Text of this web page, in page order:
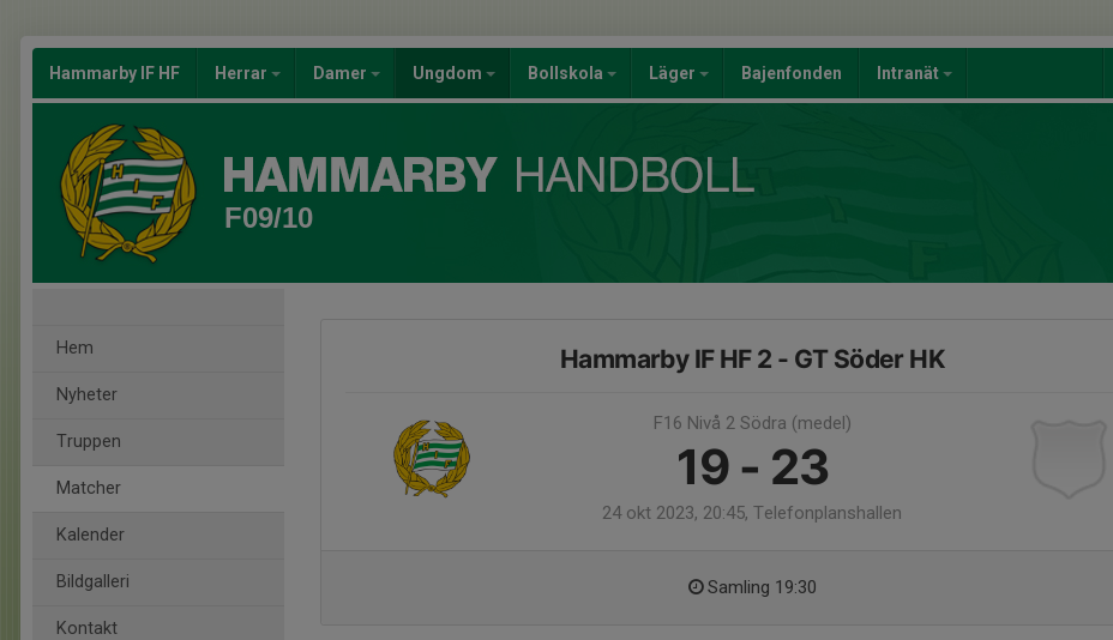
Hammarby IF HF Herrar Damer Ungdom Bollskola Läger Bajenfonden Intranät
F09/10
Hem
Nyheter
Truppen
Matcher
Kalender
Bildgalleri
Kontakt
Hammarby IF HF 2 - GT Söder HK
F16 Nivå 2 Södra (medel)
19 - 23
24 okt 2023, 20:45, Telefonplanshallen
Samling 19:30